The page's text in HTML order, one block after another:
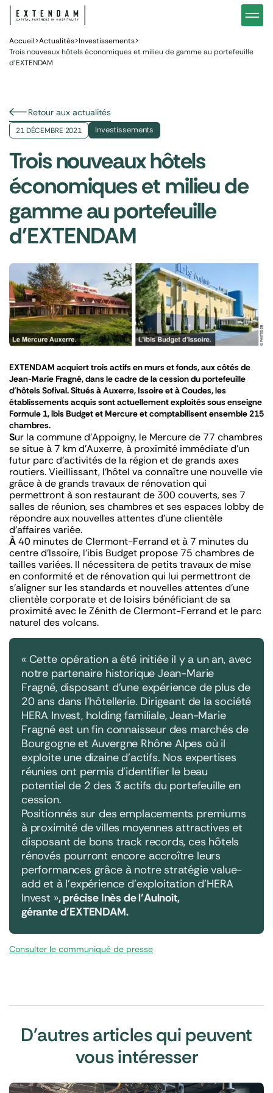
Notre stratégie d’investissements hôteliers Nos
Investir
Pourquoi investir dans l’hôtellerie ?
Vous êtes
Gestion de patrimoine
Actualités
Accueil>Actualités>Investissements>
Trois nouveaux hôtels économiques et milieu de gamme au portefeuille
d’EXTENDAM
Retour aux actualités
21 DÉCEMBRE 2021 Investissements
Trois nouveaux hôtels
économiques et milieu de
gamme au portefeuille
d'EXTENDAM
EXTENDAM acquiert trois actifs en murs et fonds, aux côtés de
Jean-Marie Fragné, dans le cadre de la cession du portefeuille
d’hôtels Sofival. Situés à Auxerre, Issoire et à Coudes, les
établissements acquis sont actuellement exploités sous enseigne
Formule 1, ibis Budget et Mercure et comptabilisent ensemble 215
chambres.
Sur la commune d’Appoigny, le Mercure de 77 chambres
se situe à 7 km d’Auxerre, à proximité immédiate d’un
futur parc d’activités de la région et de grands axes
routiers. Vieillissant, l’hôtel va connaître une nouvelle vie
grâce à de grands travaux de rénovation qui
permettront à son restaurant de 300 couverts, ses 7
salles de réunion, ses chambres et ses espaces lobby de
répondre aux nouvelles attentes d’une clientèle
d’affaires variée.
À40 minutes de Clermont-Ferrand et à 7 minutes du
centre d’Issoire, l’ibis Budget propose 75 chambres de
tailles variées. Il nécessitera de petits travaux de mise
en conformité et de rénovation qui lui permettront de
s’aligner sur les standards et nouvelles attentes d’une
clientèle corporate et de loisirs bénéficiant de sa
proximité avec le Zénith de Clermont-Ferrand et le parc
naturel des volcans.
« Cette opération a été initiée il y a un an, avec
notre partenaire historique Jean-Marie
Fragné, disposant d’une expérience de plus de
20 ans dans l’hôtellerie. Dirigeant de la société
HERA Invest, holding familiale, Jean-Marie
Fragné est un fin connaisseur des marchés de
Bourgogne et Auvergne Rhône Alpes où il
exploite une dizaine d’actifs. Nos expertises
réunies ont permis d’identifier le beau
potentiel de 2 des 3 actifs du portefeuille en
cession.
Positionnés sur des emplacements premiums
à proximité de villes moyennes attractives et
disposant de bons track records, ces hôtels
rénovés pourront encore accroître leurs
performances grâce à notre stratégie value-
add et à l’expérience d’exploitation d’HERA
Invest », précise Inès de l’Aulnoit,
gérante d’EXTENDAM.
Consulter le communiqué de presse
D'autres articles qui peuvent
vous intéresser